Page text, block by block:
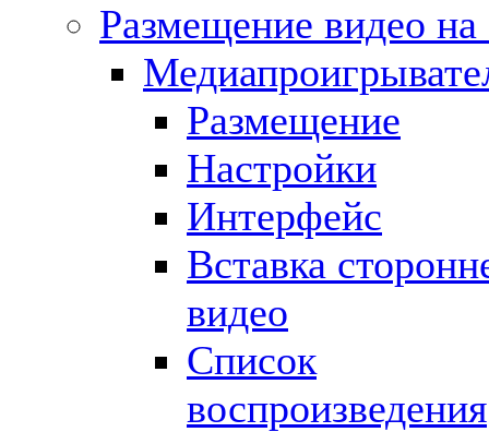
Размещение видео на
Размещение
Настройки
Интерфейс
Вставка
видео
Список
воспроизведения